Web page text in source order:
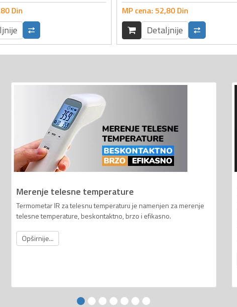
80 Din MP cena: 52,80 Din
Detaljnije
Merenje telesne temperature
Termometar IR za telesnu temperaturu je namenjen za merenje
telesne temperature, beskontaktno, brzo i efikasno.
Opširnije...